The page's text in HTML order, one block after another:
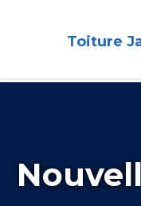
Toiture